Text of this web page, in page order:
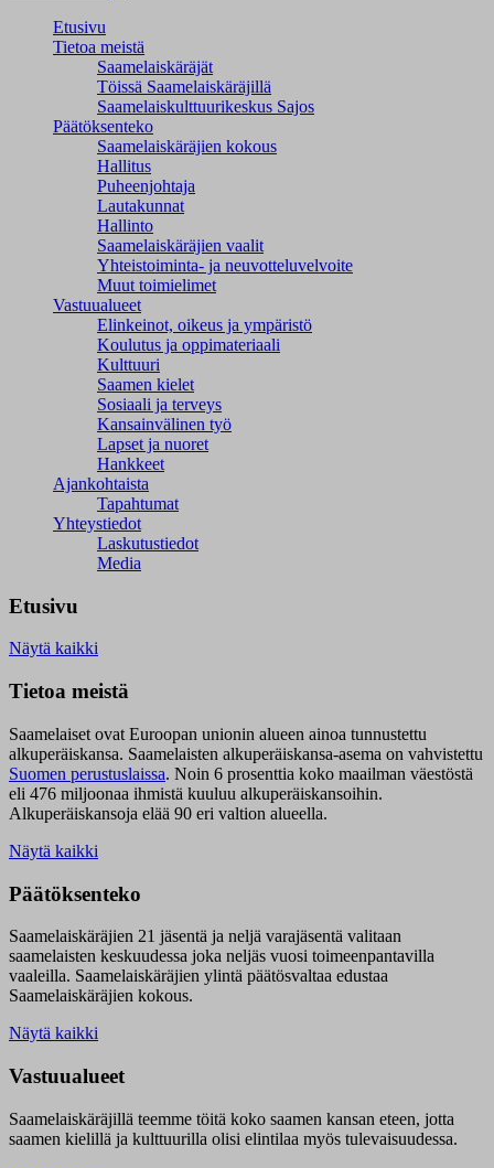
Etusivu
Tietoa meistä
Saamelaiskäräjät
Töissä Saamelaiskäräjillä
Saamelaiskulttuuri­keskus Sajos
Päätöksenteko
Saamelaiskäräjien kokous
Hallitus
Puheenjohtaja
Lautakunnat
Hallinto
Saamelaiskäräjien vaalit
Yhteistoiminta- ja neuvotteluvelvoite
Muut toimielimet
Vastuualueet
Elinkeinot, oikeus ja ympäristö
Koulutus ja oppimateriaali
Kulttuuri
Saamen kielet
Sosiaali ja terveys
Kansainvälinen työ
Lapset ja nuoret
Hankkeet
Ajankohtaista
Tapahtumat
Yhteystiedot
Laskutustiedot
Media
Etusivu
Näytä kaikki
Tietoa meistä
Saamelaiset ovat Euroopan unionin alueen ainoa tunnustettu
alkuperäiskansa. Saamelaisten alkuperäiskansa-asema on vahvistettu
Suomen perustuslaissa. Noin 6 prosenttia koko maailman väestöstä
eli 476 miljoonaa ihmistä kuuluu alkuperäiskansoihin.
Alkuperäiskansoja elää 90 eri valtion alueella.
Näytä kaikki
Päätöksenteko
Saamelaiskäräjien 21 jäsentä ja neljä varajäsentä valitaan
saamelaisten keskuudessa joka neljäs vuosi toimeenpantavilla
vaaleilla. Saamelaiskäräjien ylintä päätösvaltaa edustaa
Saamelaiskäräjien kokous.
Näytä kaikki
Vastuualueet
Saamelaiskäräjillä teemme töitä koko saamen kansan eteen, jotta
saamen kielillä ja kulttuurilla olisi elintilaa myös tulevaisuudessa.